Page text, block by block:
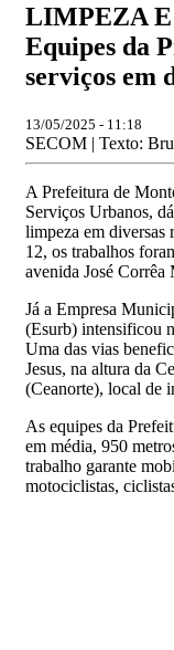
LIMPEZA E
Equipes da
serviços em
13/05/2025 - 11:18
SECOM | Texto:
A Prefeitura de
Serviços Urbanos,
limpeza em diversas
12, os trabalhos
avenida José Corrêa
Já a Empresa
(Esurb) intensificou
Uma das vias
Jesus, na altura da
(Ceanorte), local de
As equipes da
em média, 950
trabalho garante
motociclistas,